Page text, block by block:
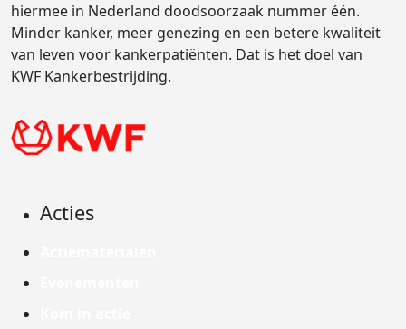
hiermee in Nederland doodsoorzaak nummer één.
Minder kanker, meer genezing en een betere kwaliteit
van leven voor kankerpatiënten. Dat is het doel van
KWF Kankerbestrijding.
Acties